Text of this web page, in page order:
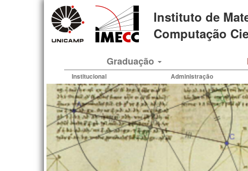
Instituto de
Computação
Graduação
Institucional Administração